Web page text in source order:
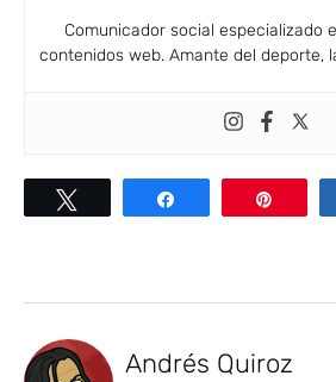
Comunicador social especializado
contenidos web. Amante del deporte,
Compartir
Andrés Quiroz